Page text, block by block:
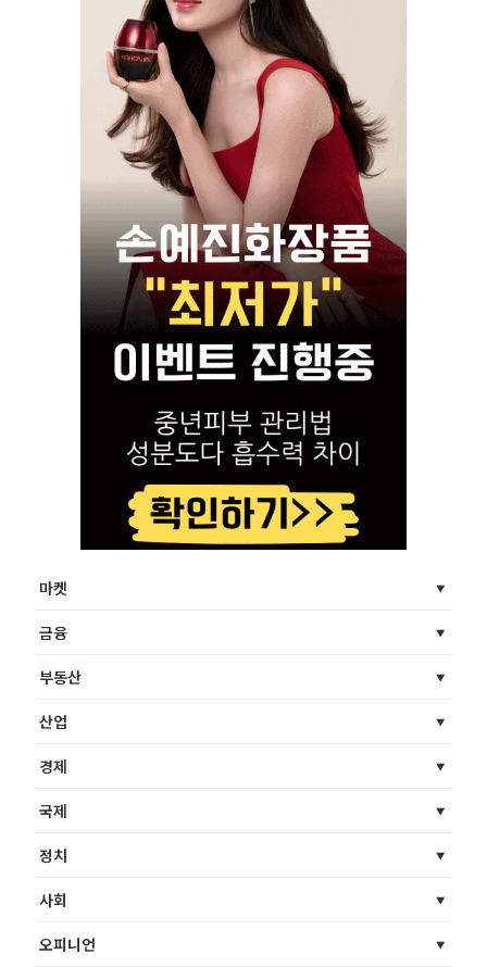
마켓
금융
부동산
산업
경제
국제
정치
사회
오피니언